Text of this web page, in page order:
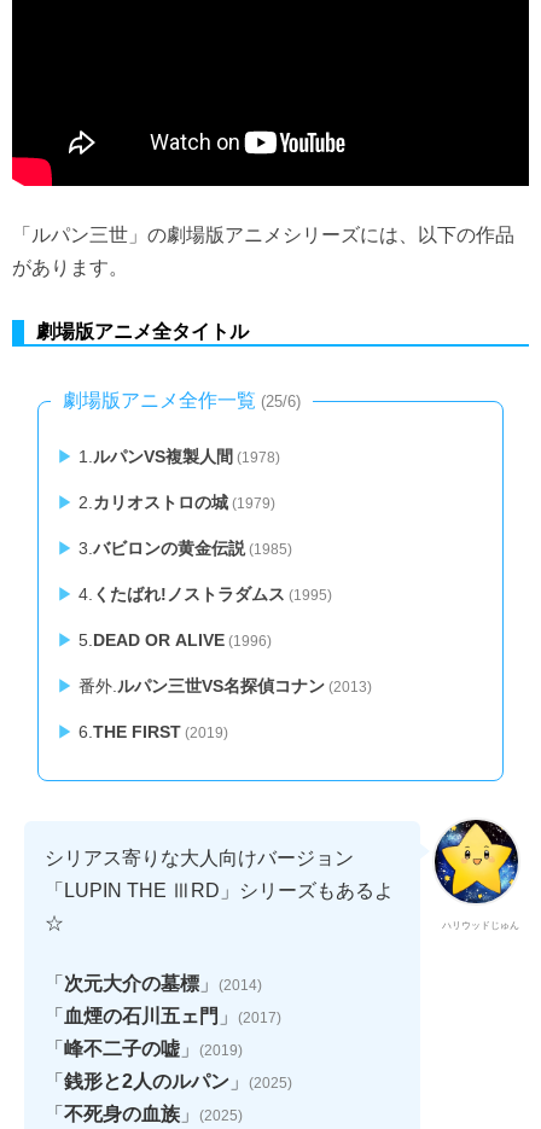
「ルパン三世」の劇場版アニメシリーズには、以下の作品
があります。
劇場版アニメ全タイトル
劇場版アニメ全作一覧 (25/6)
1. ルパンVS複製人間 (1978)
2. カリオストロの城 (1979)
3.バビロンの黄金伝説 (1985)
4. くたばれ!ノストラダムス (1995)
5. DEAD OR ALIVE (1996)
番外. ルパン三世VS名探偵コナン (2013)
6.THE FIRST (2019)
ハリウッドじゅん
シリアス寄りな大人向けバージョン
「LUPIN THE ⅢRD」シリーズもあるよ
☆
「次元大介の墓標 」 (2014)
「血煙の石川五ェ門 」 (2017)
「峰不二子の嘘 」 (2019)
「銭形と2人のルパン 」 (2025)
「不死身の血族 」 (2025)